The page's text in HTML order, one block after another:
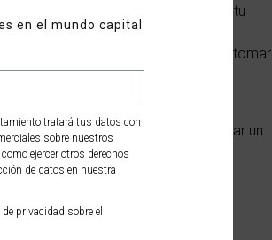
o diversificar inversiones, vender tu
a vender la empresa te ayudará a tomar
logros o reorientar tu carrera?
y adquisiciones puede aportar un
a:
en el mundo capital
tratará tus datos con
sobre nuestros
ejercer otros derechos
de datos en nuestra
privacidad sobre el